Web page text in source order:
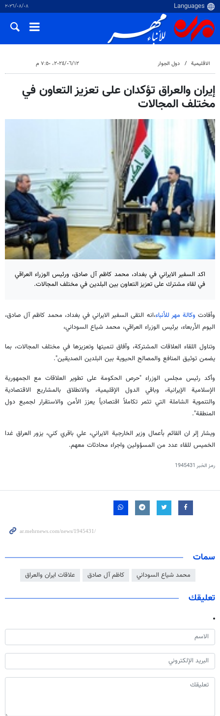
٠٨‏/٠٨‏/٢٠٢٦
الاقلیمیة دول الجوار ١٢‏/٠٦‏/٢٠٢٤، ٧:٥٠ م
إيران والعراق تؤكدان على تعزيز التعاون في
مختلف المجالات
اكد السفير الايراني في بغداد، محمد كاظم آل صادق، ورئيس الوزراء العراقي
في لقاء مشترك على تعزيز التعاون بين البلدين في مختلف المجالات.
وأفادت وكالة مهر للأنباء،انه التقى السفير الايراني في بغداد، محمد كاظم آل صادق،
اليوم الأربعاء، برئيس الوزراء العراقي، محمد شياع السوداني،
وتناول اللقاء العلاقات المشتركة، وآفاق تنميتها وتعزيزها في مختلف المجالات، بما
يضمن توثيق المنافع والمصالح الحيوية بين البلدين الصديقين".
وأكد رئيس مجلس الوزراء "حرص الحكومة على تطوير العلاقات مع الجمهورية
الإسلامية الإيرانية، وباقي الدول الإقليمية، والانطلاق بالمشاريع الاقتصادية
والتنموية الشاملة التي تثمر تكاملاً اقتصادياً يعزز الأمن والاستقرار لجميع دول
المنطقة".
ويشار إلر ان القائم بأعمال وزير الخارجية الايراني، علي باقري كني، يزور العراق غدا
الخميس للقاء عدد من المسؤولين واجراء محادثات معهم.
رمز الخبر 1945431
سمات
محمد شياع السوداني كاظم آل صادق علاقات ايران والعراق
تعليقك